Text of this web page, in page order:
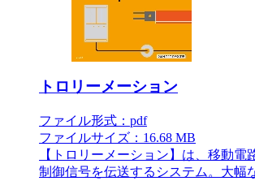
トロリーメーション
ファイル形式：pdf
ファイルサイズ：16.68 MB
【トロリーメーション】は、移動電
制御信号を伝送するシステム。大幅